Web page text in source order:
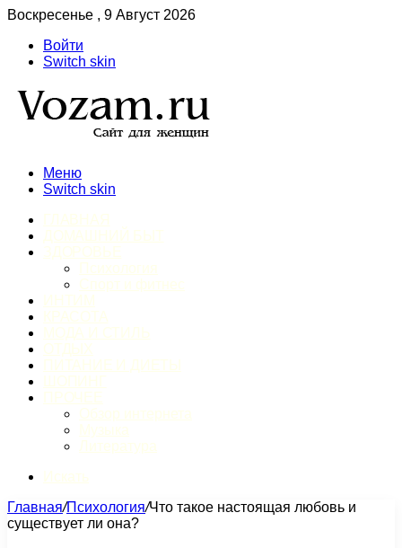
Воскресенье , 9 Август 2026
Войти
Switch skin
Меню
Switch skin
Главная/Психология/Что такое настоящая любовь и
существует ли она?